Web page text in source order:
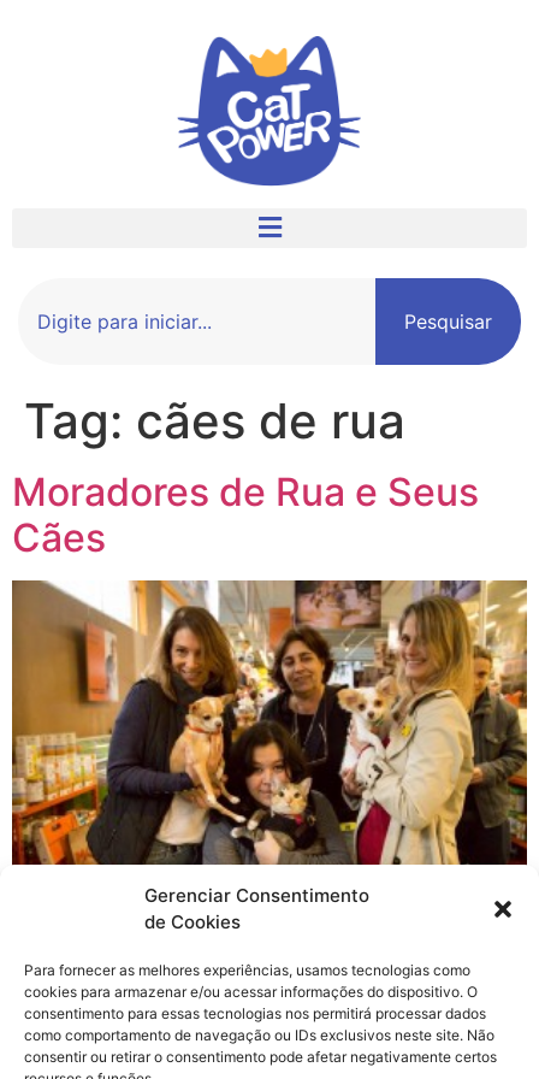
Gerenciar Consentimento
de Cookies
Para fornecer as melhores experiências, usamos tecnologias como
cookies para armazenar e/ou acessar informações do dispositivo. O
consentimento para essas tecnologias nos permitirá processar dados
como comportamento de navegação ou IDs exclusivos neste site. Não
consentir ou retirar o consentimento pode afetar negativamente certos
Pesquisar
Tag: cães de rua
Moradores de Rua e Seus
Cães
super bacana chamada “Uma Tonelada de Ração e
Amor”, onde eles tinham a meta de arrecadar uma
tonelada de ração para ajudar ONGs, protetores
independentes e moradores de rua com animais (a meta